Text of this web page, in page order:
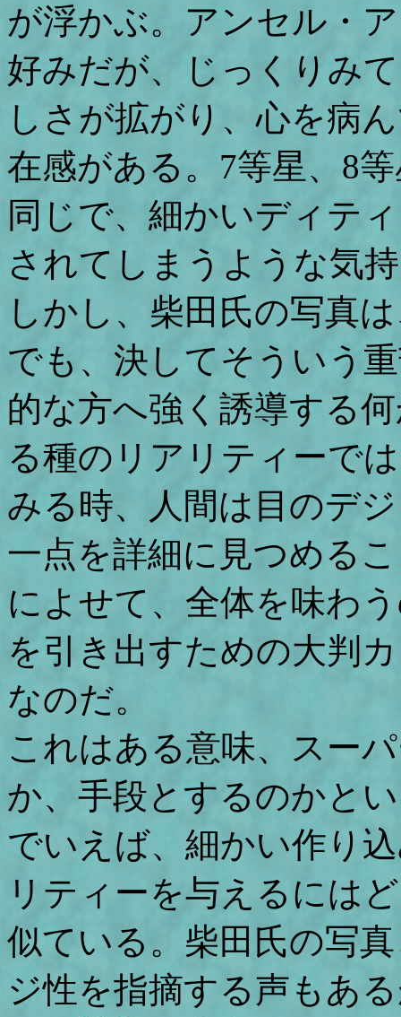
が浮かぶ。アンセル・
好みだが、じっくりみ
しさが拡がり、心を病
在感がある。7等星、8
同じで、細かいディテ
されてしまうような気
しかし、柴田氏の写真
でも、決してそういう
的な方へ強く誘導する
る種のリアリティーで
みる時、人間は目のデ
一点を詳細に見つめる
によせて、全体を味わ
を引き出すための大判
なのだ。
これはある意味、スー
か、手段とするのかと
でいえば、細かい作り
リティーを与えるには
似ている。柴田氏の写
ジ性を指摘する声もあ